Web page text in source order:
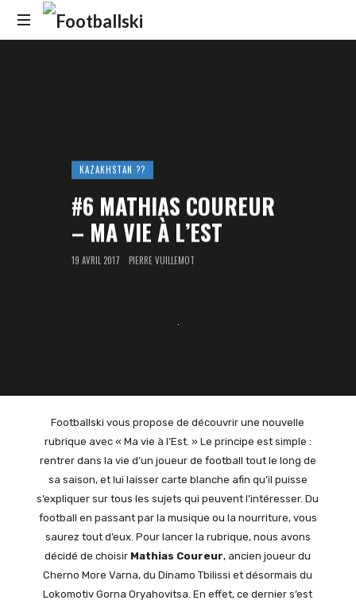
Footballski
KAZAKHSTAN ??
#6 MATHIAS COUREUR
– MA VIE À L’EST
19 AVRIL 2017 PIERRE VUILLEMOT
Footballski vous propose de découvrir une nouvelle
rubrique avec « Ma vie à l’Est. » Le principe est simple :
rentrer dans la vie d’un joueur de football tout le long de
sa saison, et lui laisser carte blanche afin qu’il puisse
s’expliquer sur tous les sujets qui peuvent l’intéresser. Du
football en passant par la musique ou la nourriture, vous
saurez tout d’eux. Pour lancer la rubrique, nous avons
décidé de choisir Mathias Coureur, ancien joueur du
Cherno More Varna, du Dinamo Tbilissi et désormais du
Lokomotiv Gorna Oryahovitsa. En effet, ce dernier s’est